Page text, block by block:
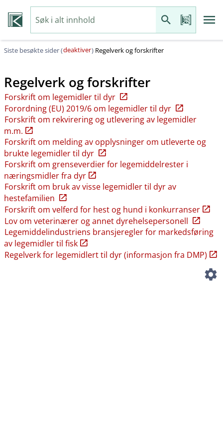
Siste besøkte sider (deaktiver) Regelverk og forskrifter
Regelverk og forskrifter
Forskrift om legemidler til dyr
Forordning (EU) 2019/6 om legemidler til dyr
Forskrift om rekvirering og utlevering av legemidler
m.m.
Forskrift om melding av opplysninger om utleverte og
brukte legemidler til dyr
Forskrift om grenseverdier for legemiddelrester i
næringsmidler fra dyr
Forskrift om bruk av visse legemidler til dyr av
hestefamilien
Forskrift om velferd for hest og hund i konkurranser
Lov om veterinærer og annet dyrehelsepersonell
Legemiddelindustriens bransjeregler for markedsføring
av legemidler til fisk
Regelverk for legemidlert til dyr (informasjon fra DMP)